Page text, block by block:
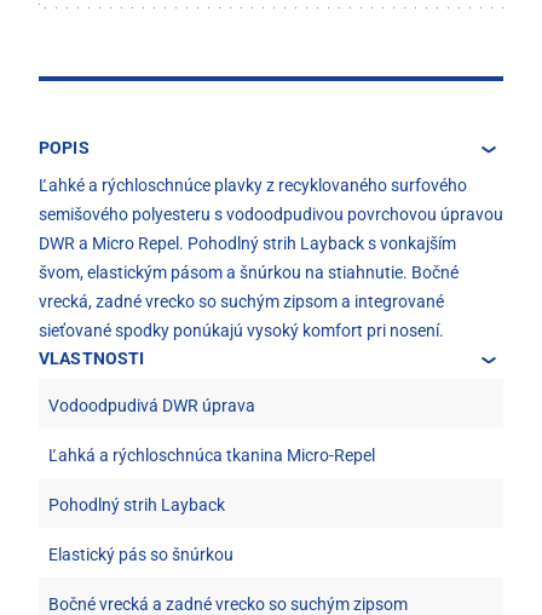
POPIS
Ľahké a rýchloschnúce plavky z recyklovaného surfového
semišového polyesteru s vodoodpudivou povrchovou úpravou
DWR a Micro Repel. Pohodlný strih Layback s vonkajším
švom, elastickým pásom a šnúrkou na stiahnutie. Bočné
vrecká, zadné vrecko so suchým zipsom a integrované
sieťované spodky ponúkajú vysoký komfort pri nosení.
VLASTNOSTI
Vodoodpudivá DWR úprava
Ľahká a rýchloschnúca tkanina Micro-Repel
Pohodlný strih Layback
Elastický pás so šnúrkou
Bočné vrecká a zadné vrecko so suchým zipsom